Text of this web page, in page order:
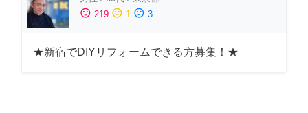
sentiment_satisfied 219 sentiment_neutral 1 sentiment_dissatisfied 3
★新宿でDIYリフォームできる方募集！★